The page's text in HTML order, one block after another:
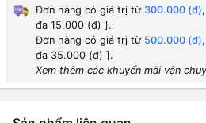
Đơn hàng có giá trị từ 300.000 (đ)
đa 15.000 (đ) ].
Đơn hàng có giá trị từ 500.000 (đ)
đa 35.000 (đ) ].
Xem thêm các khuyến mãi vận